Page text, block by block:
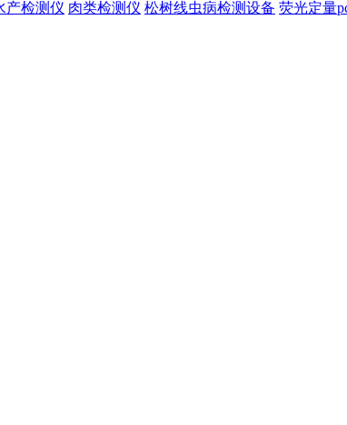
产检测仪 肉类检测仪 松树线虫病检测设备 荧光定量